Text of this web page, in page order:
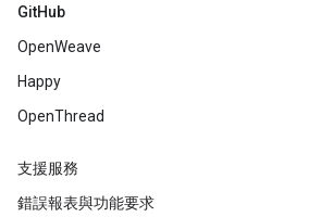
GitHub
OpenWeave
Happy
OpenThread
支援服務
錯誤報表與功能要求